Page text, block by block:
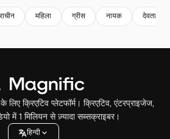
महिला ग्रीस नायक देवता
क्रिएटिव प्लेटफॉर्म। क्रिएटिव, एंटरप्राइजेज,
में 1 मिलियन से ज़्यादा सब्सक्राइबर।
हिन्दी